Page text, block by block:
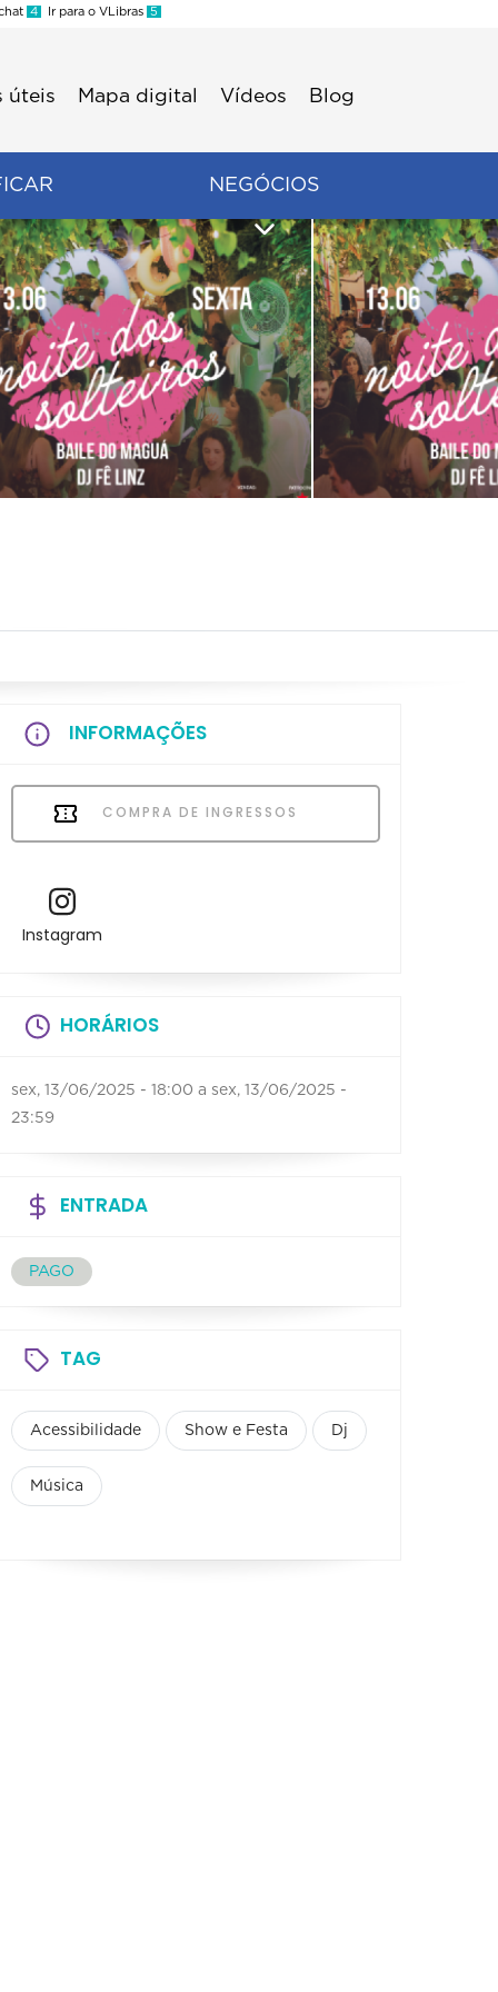
4 Ir para o VLibras 5
úteis Mapa digital Vídeos Blog
NEGÓCIOS
INFORMAÇÕES
COMPRA DE INGRESSOS
Instagram
HORÁRIOS
sex, 13/06/2025 - 18:00 a sex, 13/06/2025 -
23:59
ENTRADA
PAGO
TAG
Acessibilidade Show e Festa Dj
Música